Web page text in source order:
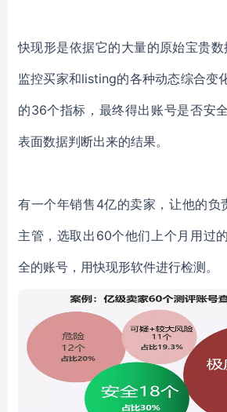
快现形是依据它的大量的原始宝贵
监控买家和listing的各种动态综合变
的36个指标，最终得出账号是否安
表面数据判断出来的结果。
有一个年销售 4亿的卖家，让他的负
主管，选取出 60个他们上个月用过
全的账号，用快现形软件进行检测。